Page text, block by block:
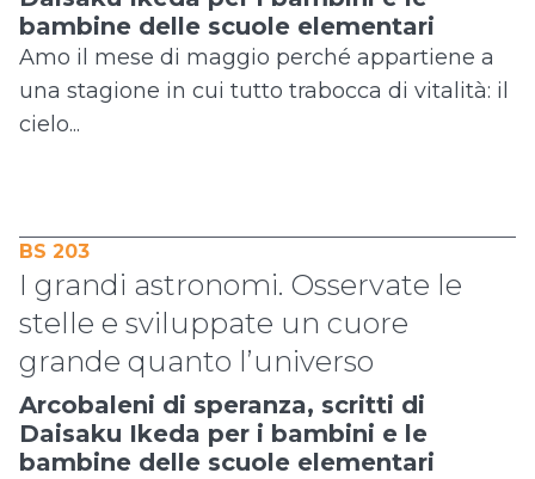
bambine delle scuole elementari
Amo il mese di maggio perché appartiene a
una stagione in cui tutto trabocca di vitalità: il
cielo...
BS 203
I grandi astronomi. Osservate le
stelle e sviluppate un cuore
grande quanto l’universo
Arcobaleni di speranza, scritti di
Daisaku Ikeda per i bambini e le
bambine delle scuole elementari